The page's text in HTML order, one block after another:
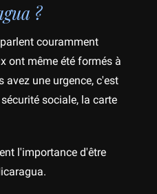
?
couramment
ont même été formés à
avez une urgence, c'est
sociale, la carte
l'importance d'être